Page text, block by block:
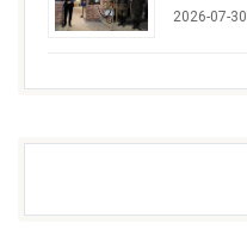
2026-07-30